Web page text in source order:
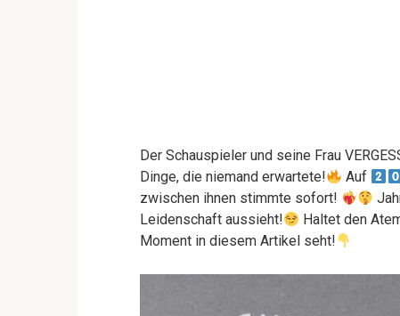
Der Schauspieler und seine Frau
Dinge, die niemand erwartete!
Auf
zwischen ihnen stimmte sofort!
Leidenschaft aussieht!
Haltet den
Moment in diesem Artikel seht!